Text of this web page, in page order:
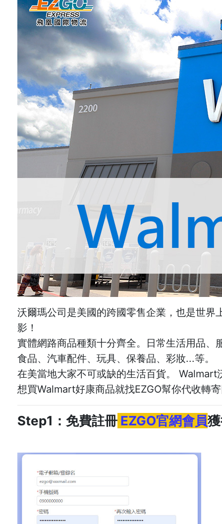
沃爾瑪公司是美國的跨國零售企業，也是世
影！
實體網路商品種類十分齊全。日常生活用品
食品、汽車配件、玩具、保養品、彩妝...等。
在美當地大家不可或缺的生活百貨。
想買Walmart好康商品就找EZGO幫你代收轉
Step1：免費註冊 EZGO官網會員